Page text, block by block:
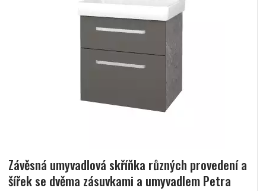
Závěsná umyvadlová skříňka různých provedení a
šířek se dvěma zásuvkami a umyvadlem Petra